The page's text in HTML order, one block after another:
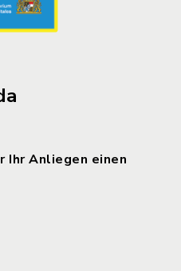
Ihr Anliegen einen